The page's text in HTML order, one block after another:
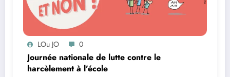
LOu JO 0
Journée nationale de lutte contre le
harcèlement à l’école